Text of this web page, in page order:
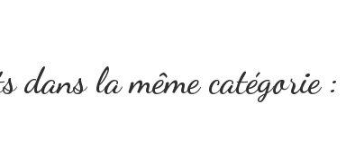
dans la même catégorie :